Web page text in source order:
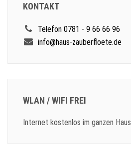
KONTAKT
Telefon 0781 - 9 66 66 96
info@haus-zauberfloete.de
WLAN / WIFI FREI
Internet kostenlos im ganzen Haus